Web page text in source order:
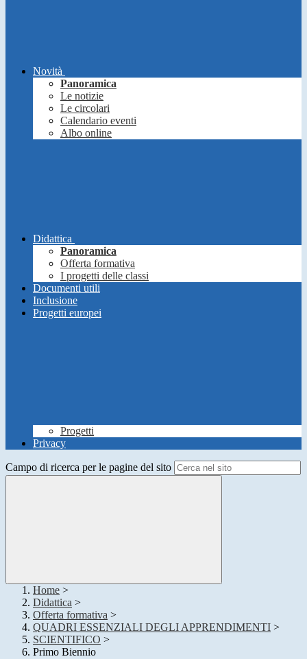
Novità
Panoramica
Le notizie
Le circolari
Calendario eventi
Albo online
Didattica
Panoramica
Offerta formativa
I progetti delle classi
Documenti utili
Inclusione
Progetti europei
Progetti
Privacy
Campo di ricerca per le pagine del sito
Home >
Didattica >
Offerta formativa >
QUADRI ESSENZIALI DEGLI APPRENDIMENTI >
SCIENTIFICO >
Primo Biennio